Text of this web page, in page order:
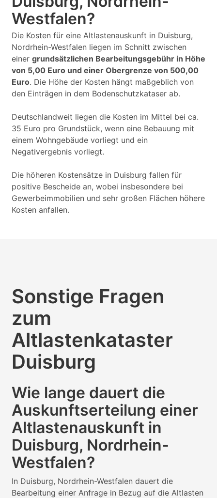
Westfalen?
Die Kosten für eine Altlastenauskunft in Duisburg,
Nordrhein-Westfalen liegen im Schnitt zwischen
einer grundsätzlichen Bearbeitungsgebühr in Höhe
von 5,00 Euro und einer Obergrenze von 500,00
Euro. Die Höhe der Kosten hängt maßgeblich von
den Einträgen in dem Bodenschutzkataser ab.
Deutschlandweit liegen die Kosten im Mittel bei ca.
35 Euro pro Grundstück, wenn eine Bebauung mit
einem Wohngebäude vorliegt und ein
Negativergebnis vorliegt.
Die höheren Kostensätze in Duisburg fallen für
positive Bescheide an, wobei insbesondere bei
Gewerbeimmobilien und sehr großen Flächen höhere
Kosten anfallen.
Sonstige Fragen
zum
Altlastenkataster
Duisburg
Wie lange dauert die
Auskunftserteilung einer
Altlastenauskunft in
Duisburg, Nordrhein-
Westfalen?
In Duisburg, Nordrhein-Westfalen dauert die
Bearbeitung einer Anfrage in Bezug auf die Altlasten